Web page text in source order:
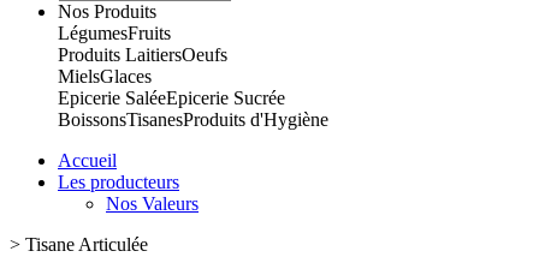
Nos Produits
LégumesFruits
Produits LaitiersOeufs
MielsGlaces
Epicerie SaléeEpicerie Sucrée
BoissonsTisanesProduits d'Hygiène
Accueil
Les producteurs
Nos Valeurs
> Tisane Articulée